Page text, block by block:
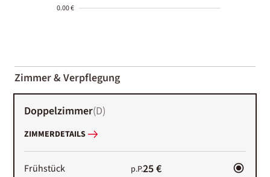
0.00 €
01-02
Zimmer & Verpflegung
Doppelzimmer(D)
ZIMMERDETAILS
Frühstück p.P.25 €